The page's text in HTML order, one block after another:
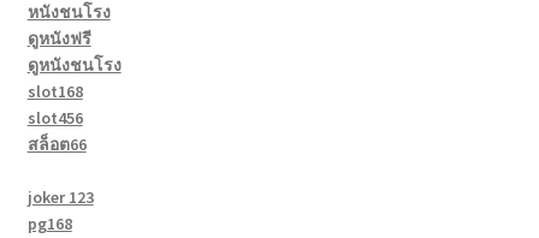
หนังชนโรง
ดูหนังฟรี
ดูหนังชนโรง
slot168
slot456
สล็อต66
joker 123
pg168